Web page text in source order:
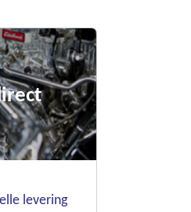
levering